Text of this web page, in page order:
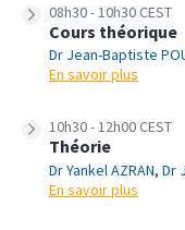
08h30 - 10h30 CEST
Cours théorique
Dr Jean-Baptiste
En savoir plus
10h30 - 12h00 CEST
Théorie
Dr Yankel AZRAN, Dr
En savoir plus